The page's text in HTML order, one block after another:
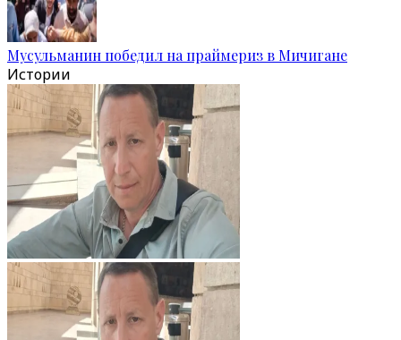
Мусульманин победил на праймериз в Мичигане
Истории